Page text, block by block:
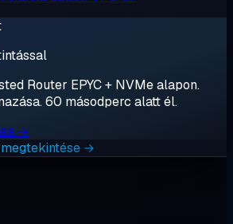
Router EPYC + NVMe alapon.
60 másodperc alatt él.
→
→